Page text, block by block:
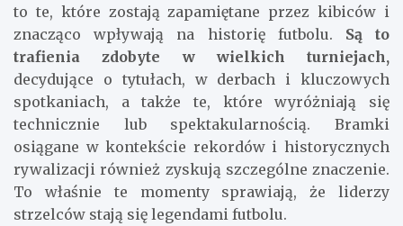
to te, które zostają zapamiętane przez kibiców i
znacząco wpływają na historię futbolu. Są to
trafienia zdobyte w wielkich turniejach,
decydujące o tytułach, w derbach i kluczowych
spotkaniach, a także te, które wyróżniają się
technicznie lub spektakularnością. Bramki
osiągane w kontekście rekordów i historycznych
rywalizacji również zyskują szczególne znaczenie.
To właśnie te momenty sprawiają, że liderzy
strzelców stają się legendami futbolu.